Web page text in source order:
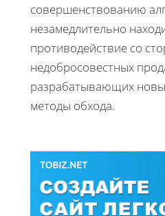
совершенствованию
незамедлительно
противодействие со
недобросовестных
разрабатывающих
методы обхода.